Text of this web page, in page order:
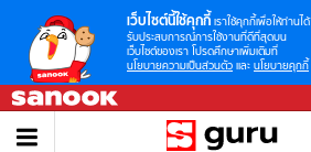
เว็บไซต์นี้ใช้คุกกี้ เราใช้คุกกี้เพื่อให้ท่านได้
รับประสบการณ์การใช้งานที่ดีที่สุดบน
เว็บไซต์ของเรา โปรดศึกษาเพิ่มเติมที่
นโยบายความเป็นส่วนตัว และ นโยบายคุกกี้